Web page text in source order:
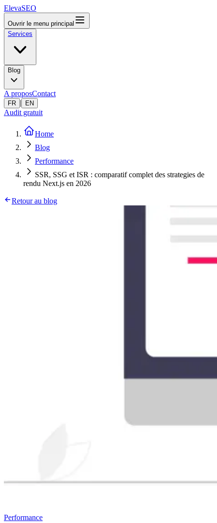
ElevaSEO
Ouvrir le menu principal
Services
Blog
A proposContact
FR | EN
Audit gratuit
Home
Blog
Performance
SSR, SSG et ISR : comparatif complet des strategies de
rendu Next.js en 2026
Retour au blog
Performance